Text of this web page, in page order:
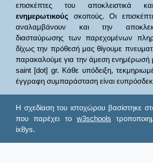
επισκέπτες του αποκλειστικά
ενημερωτικούς σκοπούς. Οι
αναλαμβάνουν και την
διασταύρωσης των παρεχομένων
δίχως την πρόθεσή μας θίγουμε
παρακαλούμε για την άμεση ενημέρωσή
saint [dot] gr. Κάθε υπόδειξη,
έγγραφη συμπαράσταση είναι
Η σχεδίαση του ιστοχώρου βασίστηκε
που παρέχει το w3schools
ix8ys.